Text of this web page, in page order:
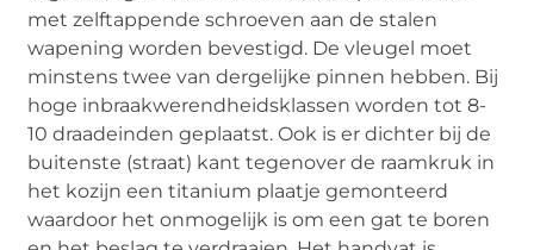
met zelftappende schroeven aan de stalen
wapening worden bevestigd. De vleugel moet
minstens twee van dergelijke pinnen hebben. Bij
hoge inbraakwerendheidsklassen worden tot 8-
10 draadeinden geplaatst. Ook is er dichter bij de
buitenste (straat) kant tegenover de raamkruk in
het kozijn een titanium plaatje gemonteerd
waardoor het onmogelijk is om een ​​gat te boren